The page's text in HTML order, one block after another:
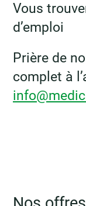
Vous
d’emploi
Prière de
complet à